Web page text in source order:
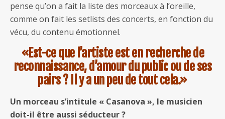
pense qu’on a fait la liste des morceaux à l’oreille,
comme on fait les setlists des concerts, en fonction du
vécu, du contenu émotionnel.
«Est-ce que l’artiste est en recherche de
reconnaissance, d’amour du public ou de ses
pairs ? Il y a un peu de tout cela.»
Un morceau s’intitule « Casanova », le musicien
doit-il être aussi séducteur ?